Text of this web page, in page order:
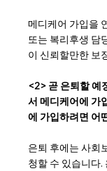
메디케어 가입을
또는 복리후생 담
이 신뢰할만한 보
<2> 곧 은퇴할 예
서 메디케어에 가
에 가입하려면 어
은퇴 후에는 사회
청할 수 있습니다